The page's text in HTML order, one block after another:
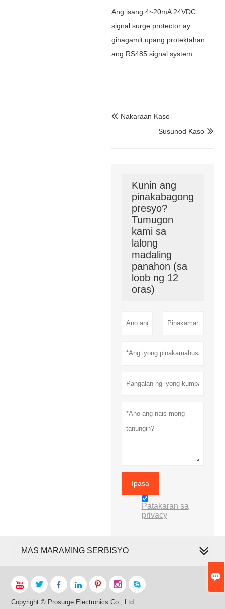

Ang isang 4~20mA 24VDC
signal surge protector ay
ginagamit upang protektahan
ang RS485 signal system.
 Nakaraan Kaso

Susunod Kaso
Kunin ang
pinakabagong
presyo?
Tumugon
kami sa
lalong
madaling
panahon (sa
loob ng 12
oras)
Ipasa
Patakaran sa
privacy
MAS MARAMING SERBISYO
      
Copyright © Prosurge Electronics Co., Ltd